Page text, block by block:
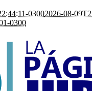
03002026-08-
0300